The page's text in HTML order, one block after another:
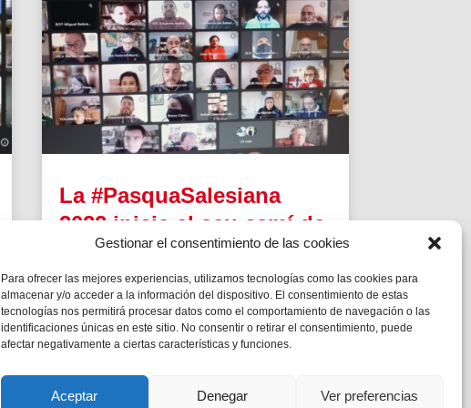
Gestionar el consentimiento de las cookies
Para ofrecer las mejores experiencias, utilizamos tecnologías como las cookies para
almacenar y/o acceder a la información del dispositivo. El consentimiento de estas
tecnologías nos permitirá procesar datos como el comportamiento de navegación o las
identificaciones únicas en este sitio. No consentir o retirar el consentimiento, puede
afectar negativamente a ciertas características y funciones.
Aceptar Denegar Ver preferencias
La #PasquaSalesiana
2022 inicia el seu camí de
preparació
Tindran lloc durant el mes d’abril.